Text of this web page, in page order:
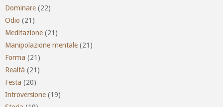
Dominare (22)
Odio (21)
Meditazione (21)
Manipolazione mentale (21)
Forma (21)
Realtà (21)
Festa (20)
Introversione (19)